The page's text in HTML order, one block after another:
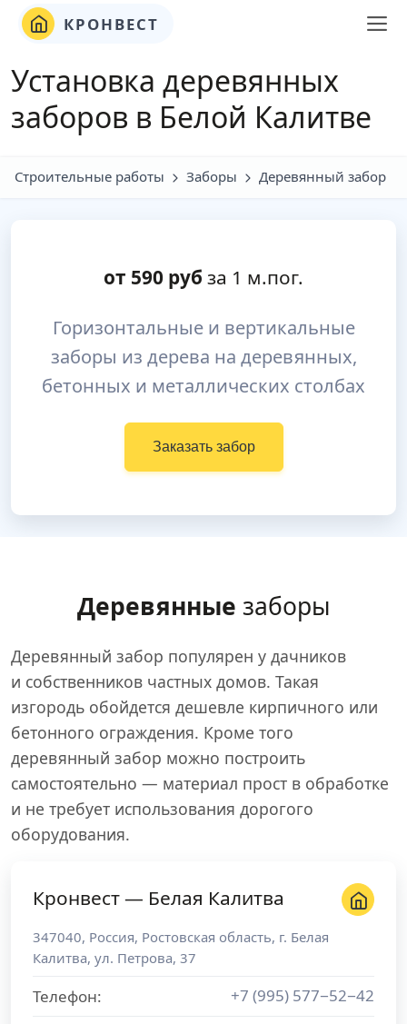
КРОНВЕСТ
Установка деревянных
заборов в Белой Калитве
Строительные работы Заборы Деревянный забор
от 590 руб за 1 м.пог.
Горизонтальные и вертикальные
заборы из дерева на деревянных,
бетонных и металлических столбах
Заказать забор
Деревянные заборы
Деревянный забор популярен у дачников
и собственников частных домов. Такая
изгородь обойдется дешевле кирпичного или
бетонного ограждения. Кроме того
деревянный забор можно построить
самостоятельно — материал прост в обработке
и не требует использования дорогого
оборудования.
Кронвест — Белая Калитва
347040, Россия, Ростовская область, г. Белая
Калитва, ул. Петрова, 37
Телефон:
+7 (995) 577−52−42